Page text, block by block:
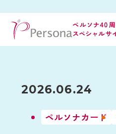
2026.06.24
ペルソナカード